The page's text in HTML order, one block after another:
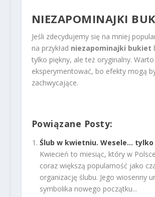
NIEZAPOMINAJKI
Jeśli zdecydujemy się na mniej
na przykład niezapominajki bukiet
tylko piękny, ale też oryginalny. Warto
eksperymentować, bo efekty mogą
zachwycające.
Powiązane Posty:
Ślub w kwietniu. Wesele… tylko
Kwiecień to miesiąc, który w
coraz większą popularność jako
organizację ślubu. Jego wiosenny
symbolika nowego początku...